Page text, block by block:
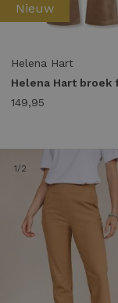
Nieuw
Helena Hart
149,95
1/2